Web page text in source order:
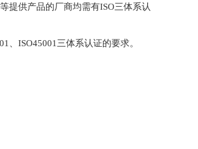
提供产品的厂商均需有ISO三体系认
ISO45001三体系认证的要求。